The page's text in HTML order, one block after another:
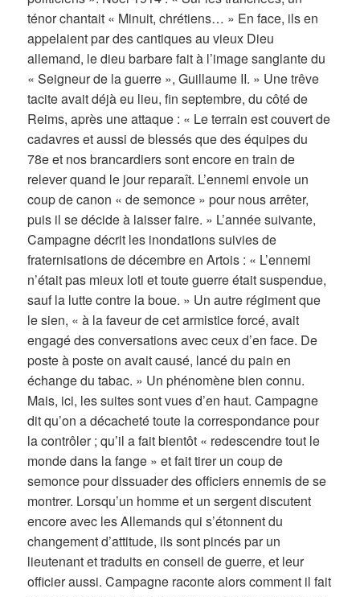
ténor chantait « Minuit, chrétiens… » En face, ils en
appelaient par des cantiques au vieux Dieu
allemand, le dieu barbare fait à l’image sanglante du
« Seigneur de la guerre », Guillaume II. » Une trêve
tacite avait déjà eu lieu, fin septembre, du côté de
Reims, après une attaque : « Le terrain est couvert de
cadavres et aussi de blessés que des équipes du
78e et nos brancardiers sont encore en train de
relever quand le jour reparaît. L’ennemi envoie un
coup de canon « de semonce » pour nous arrêter,
puis il se décide à laisser faire. » L’année suivante,
Campagne décrit les inondations suivies de
fraternisations de décembre en Artois : « L’ennemi
n’était pas mieux loti et toute guerre était suspendue,
sauf la lutte contre la boue. » Un autre régiment que
le sien, « à la faveur de cet armistice forcé, avait
engagé des conversations avec ceux d’en face. De
poste à poste on avait causé, lancé du pain en
échange du tabac. » Un phénomène bien connu.
Mais, ici, les suites sont vues d’en haut. Campagne
dit qu’on a décacheté toute la correspondance pour
la contrôler ; qu’il a fait bientôt « redescendre tout le
monde dans la fange » et fait tirer un coup de
semonce pour dissuader des officiers ennemis de se
montrer. Lorsqu’un homme et un sergent discutent
encore avec les Allemands qui s’étonnent du
changement d’attitude, ils sont pincés par un
lieutenant et traduits en conseil de guerre, et leur
officier aussi. Campagne raconte alors comment il fait